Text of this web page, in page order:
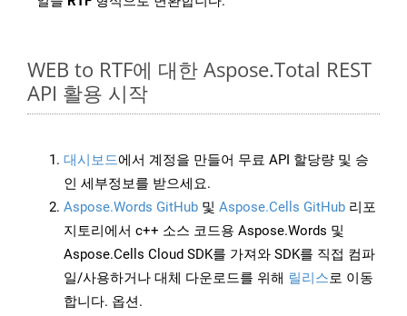
WEB to RTF에 대한 Aspose.Total REST
API 활용 시작
대시보드에서 계정을 만들어 무료 API 할당량 및 승
인 세부정보를 받으세요.
Aspose.Words GitHub 및 Aspose.Cells GitHub 리포
지토리에서 c++ 소스 코드용 Aspose.Words 및
Aspose.Cells Cloud SDK를 가져와 SDK를 직접 컴파
일/사용하거나 대체 다운로드를 위해 릴리스로 이동
합니다. 옵션.